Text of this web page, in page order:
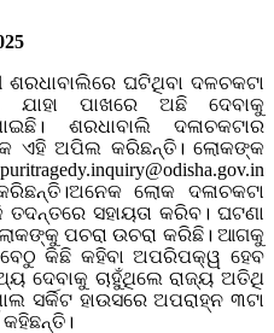
ଶରଧାବାଲିରେ ଘଟିଥିବା ଦଳଚକଟା
ପାଖରେ ଅଛି ଦେବାକୁ
ଶରଧାବାଲି ଦଳାଚକଟାର
ଏହି ଅପିଲ କରିଛନ୍ତି। ଲୋକଙ୍କ
ଲୋକ ଦଳାଚକଟା
ସହାୟତା କରିବ। ଘଟଣା
ପଚରା ଉଚରା କରିଛି। ଆଗକୁ
କିଛି କହିବା ଅପରିପକ୍ୱ ହେବ
ଦେବାକୁ ଚାହୁଁଥିଲେ ରାଜ୍ୟ ଅତିଥି
ସର୍କିଟ ହାଉସରେ ଅପରାହ୍ନ ୩ଟା